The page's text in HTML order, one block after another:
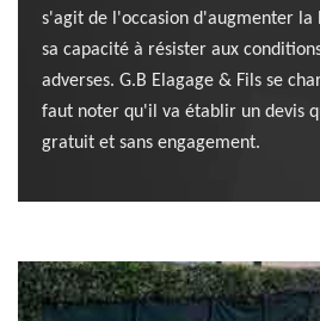
s'agit de l'occasion d'augmenter
sa capacité à résister aux
adverses. G.B Elagage & Fils se
faut noter qu'il va établir un devis
gratuit et sans engagement.